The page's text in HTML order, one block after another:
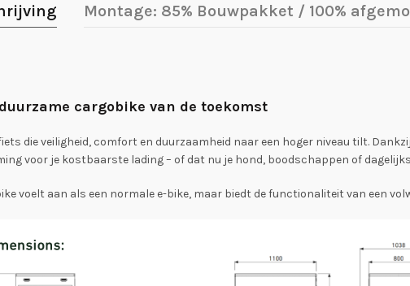
Montage: 85% Bouwpakket / 100%
cargobike van de toekomst
die veiligheid, comfort en duurzaamheid naar een hoger niveau tilt.
voor je kostbaarste lading – of dat nu je hond, boodschappen of
voelt aan als een normale e-bike, maar biedt de functionaliteit van een